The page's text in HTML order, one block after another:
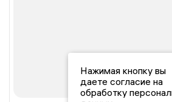
Нажимая кнопку вы
даете согласие на
обработку